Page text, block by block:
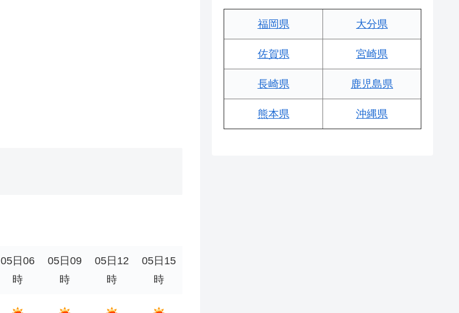
05日06
時
05日09
時
05日12
時
05日15
時
福岡県 大分県
佐賀県 宮崎県
長崎県 鹿児島県
熊本県 沖縄県